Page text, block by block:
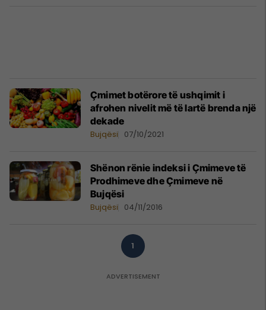
Çmimet botërore të ushqimit i
afrohen nivelit më të lartë brenda një
dekade
Bujqësi 07/10/2021
Shënon rënie indeksi i Çmimeve të
Prodhimeve dhe Çmimeve në
Bujqësi
Bujqësi 04/11/2016
1